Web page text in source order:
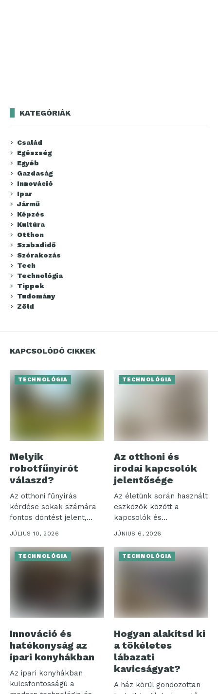
KATEGÓRIÁK
Család
Egészség
Egyéb
Gazdaság
Innováció
Ipar
Jármű
Képzés
Kultúra
Otthon
Szabadidő
Szórakozás
Tech
Technológia
Tippek
Tudomány
Zöld
KAPCSOLÓDÓ CIKKEK
TECHNOLÓGIA
Melyik
robotfűnyírót
válaszd?
Az otthoni fűnyírás
kérdése sokak számára
fontos döntést jelent,
különösen, amikor a...
JÚLIUS 10, 2026
TECHNOLÓGIA
Az otthoni és
irodai kapcsolók
jelentősége
Az életünk során használt
eszközök között a
kapcsolók és
szerelvények különösen
jelentős...
JÚNIUS 6, 2026
TECHNOLÓGIA
Innováció és
hatékonyság az
ipari konyhákban
Az ipari konyhákban
kulcsfontosságú a
TECHNOLÓGIA
Hogyan alakítsd ki
a tökéletes
lábazati
kavicságyat?
A ház körül gondozottan